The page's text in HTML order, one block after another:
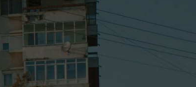
decembar 2023.
U S Č P
1